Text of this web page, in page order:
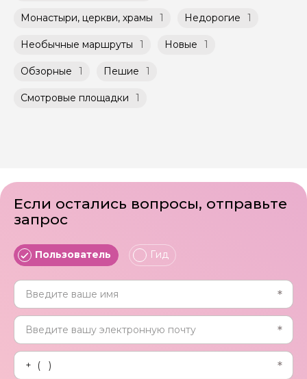
указанной на странице самого тура и
Агрегатором дополнительного соглашения
Способы оплаты на сайте: Картой
российского банка можно оплатить любую
экскурсию.
условиях, что и групповые, но с количество
участников ограничено (группа может быть
Монастыри, церкви, храмы 1 Недорогие 1
Необычные маршруты 1 Новые 1
Обзорные 1 Пешие 1
Смотровые площадки 1
Если остались вопросы, отправьте
запрос
Пользователь Гид